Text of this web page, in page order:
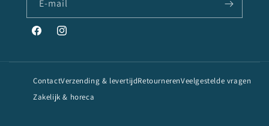
E‑mail
FacebookInstagram
ContactVerzending & levertijdRetournerenVeelgestelde vragen
Zakelijk & horeca